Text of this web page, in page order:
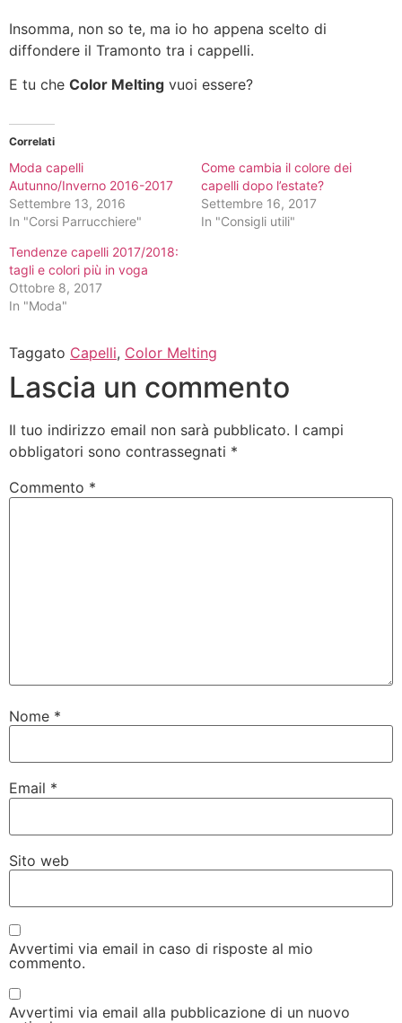
Insomma, non so te, ma io ho appena scelto di
diffondere il Tramonto tra i cappelli.
E tu che Color Melting vuoi essere?
Correlati
Moda capelli
Autunno/Inverno 2016-2017
Settembre 13, 2016
In "Corsi Parrucchiere"
Come cambia il colore dei
capelli dopo l’estate?
Settembre 16, 2017
In "Consigli utili"
Tendenze capelli 2017/2018:
tagli e colori più in voga
Ottobre 8, 2017
In "Moda"
Taggato Capelli, Color Melting
Lascia un commento
Il tuo indirizzo email non sarà pubblicato. I campi
obbligatori sono contrassegnati *
Commento *
Nome *
Email *
Sito web
Avvertimi via email in caso di risposte al mio
commento.
Avvertimi via email alla pubblicazione di un nuovo